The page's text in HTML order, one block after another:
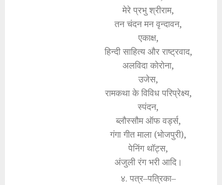
मेरे प्रभु श्रीराम,
तन चंदन मन वृन्दावन,
एकाक्ष,
हिन्दी साहित्य और राष्ट्रवाद,
अलविदा कोरोना,
उजेस,
रामकथा के विविध परिप्रेक्ष्य,
स्पंदन,
ब्लौस्सौम ऑफ वर्ड्स,
गंगा गीत माला (भोजपुरी),
पेनिंग थॉट्स,
अंजुली रंग भरी आदि।
४. पत्र–पत्रिका–